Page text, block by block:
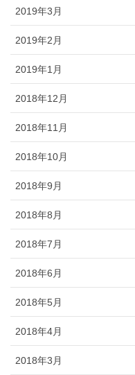
2019年3月
2019年2月
2019年1月
2018年12月
2018年11月
2018年10月
2018年9月
2018年8月
2018年7月
2018年6月
2018年5月
2018年4月
2018年3月